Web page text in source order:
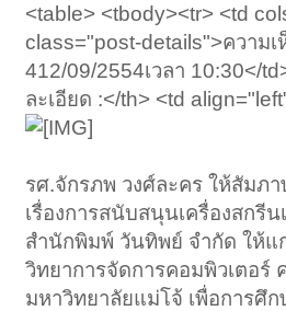
<table> <tbody><tr> <td
class="post-details">ความเ
412/09/2554เวลา 10:30</
ละเอียด :</th> <td
รศ.จักรภพ วงศ์ละคร ให้สัมภ
เรื่องการสนับสนุนเครื่องสกรี
สำนักพิมพ์ วันทิพย์ จำกัด ให้
วิทยาการจัดการคอมพิวเตอร์
มหาวิทยาลัยแม่โจ้ เพื่อการศึ